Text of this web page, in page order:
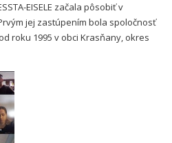
EISELE začala pôsobiť v
jej zastúpením bola spoločnosť
roku 1995 v obci Krasňany, okres